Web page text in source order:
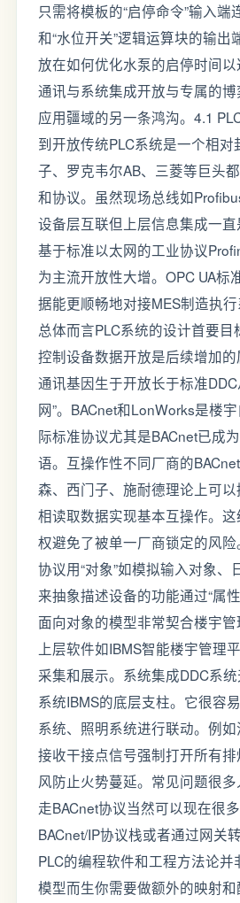
只需将模板的“启停命令”输入端
和“水位开关”逻辑运算块的输出
放在如何优化水泵的启停时间
通讯与系统集成开放与专属的
应用疆域的另一条鸿沟。4.1
到开放传统PLC系统是一个相对
子、罗克韦尔AB、三菱等巨头
和协议。虽然现场总线如
设备层互联但上层信息集成一
基于标准以太网的工业协议
为主流开放性大增。OPC UA标
据能更顺畅地对接MES制造执
总体而言PLC系统的设计首要
控制设备数据开放是后续增加
通讯基因生于开放长于标准
网”。BACnet和LonWorks是楼
际标准协议尤其是BACnet已成
语。互操作性不同厂商的
森、西门子、施耐德理论上可
相读取数据实现基本互操作。
权避免了被单一厂商锁定的风
协议用“对象”如模拟输入对象、
来抽象描述设备的功能通过“属
面向对象的模型非常契合楼宇管
上层软件如IBMS智能楼宇管理
采集和展示。系统集成DDC系
系统IBMS的底层支柱。它很容
系统、照明系统进行联动。例
接收干接点信号强制打开所有
风防止火势蔓延。常见问题很
走BACnet协议当然可以现在很
BACnet/IP协议栈或者通过网关
PLC的编程软件和工程方法论并
模型而生你需要做额外的映射